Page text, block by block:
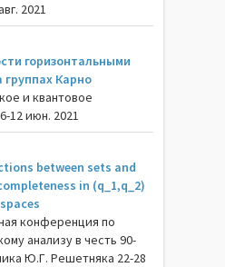
2021
горизонтальными
Карно
и квантовое
12 июн. 2021
between sets and
in (q_1,q_2)
конференция по
анализу в честь 90-
Ю.Г. Решетняка 22-28